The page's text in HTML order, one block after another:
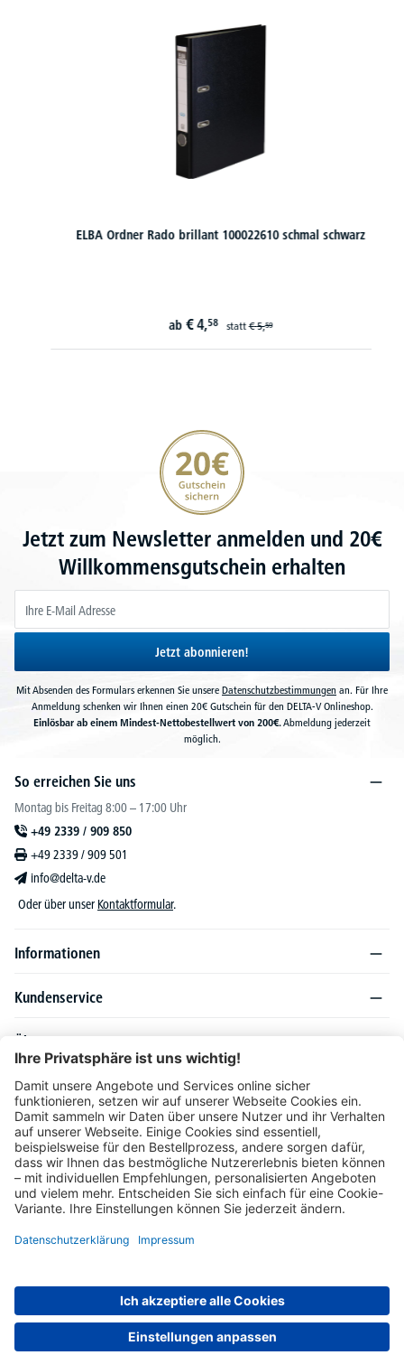
ELBA Ordner Rado brillant 100022610 schmal schwarz
€ 4,58 statt€ 5,59
20€ Gutschein sichern
Jetzt zum Newsletter anmelden und 20€
Willkommensgutschein erhalten
Jetzt abonnieren!
Mit Absenden des Formulars erkennen Sie unsere Datenschutzbestimmungen an. Für Ihre
Anmeldung schenken wir Ihnen einen 20€ Gutschein für den DELTA-V Onlineshop.
Einlösbar ab einem Mindest-Nettobestellwert von 200€.Abmeldung jederzeit
möglich.
So erreichen Sie uns
Montag bis Freitag 8:00 – 17:00 Uhr
+49 2339 / 909 850
+49 2339 / 909 501
info@delta-v.de
Oder über unser Kontaktformular.
Informationen
Kundenservice
Über DELTA-V
Produktsortiment
Ratgeber
Folgen Sie uns auch auf
Unser Angebot richtet sich ausschließlich an Industrie, Handel, Gewerbe und
europäische Ausland gelten Sonderkonditionen, die auf Anfrage mitgeteilt werden.
* Alle Preise verstehen sich zzgl. gesetzlicher MwSt.